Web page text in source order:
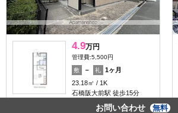
4.9万円
管理費:5,500円
敷 － 礼
1ヶ月
23.18㎡
1K
石橋阪大前駅 徒歩15分
大阪府池田市豊島北２丁目
お問い合わせ 無料